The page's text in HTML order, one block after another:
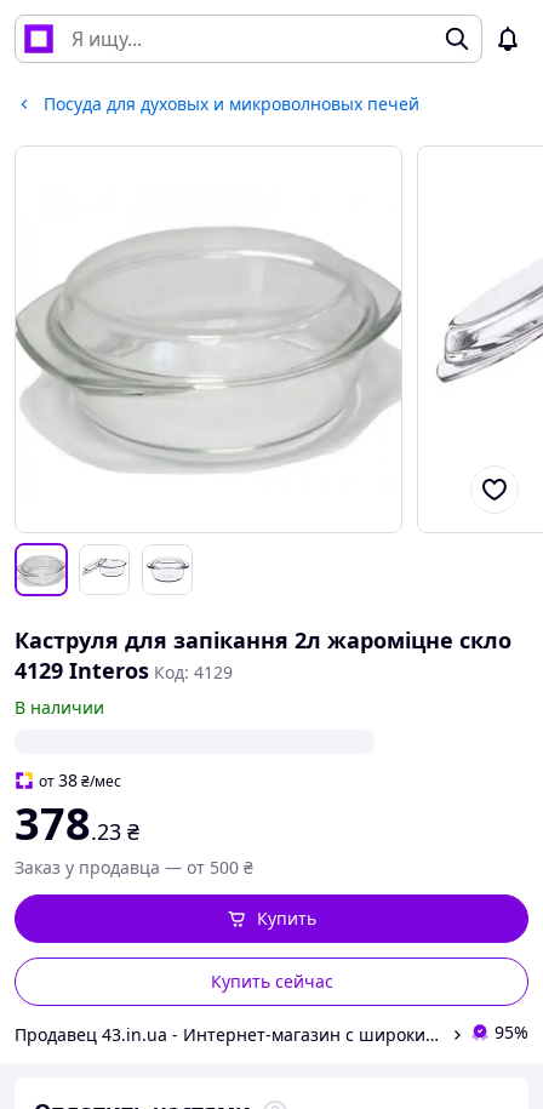
Посуда для духовых и микроволновых печей
Каструля для запікання 2л жароміцне скло
4129 Interos Код: 4129
В наличии
от38₴/мес
378.23 ₴
Заказ у продавца — от 500 ₴
Купить сейчас
Купить
Продавец 43.in.ua - Интернет-магазин с широким ассортиментом различных товаров для Вашей жизни и комфорта 95%